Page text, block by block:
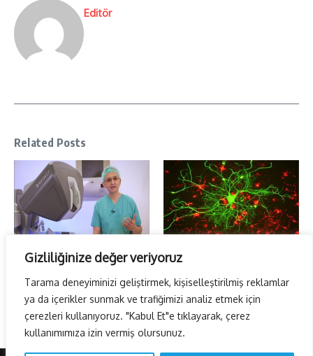
Gizliliğinize değer veriyoruz
Tarama deneyiminizi geliştirmek, kişiselleştirilmiş reklamlar
ya da içerikler sunmak ve trafiğimizi analiz etmek için
çerezleri kullanıyoruz. "Kabul Et"e tıklayarak, çerez
kullanımımıza izin vermiş olursunuz.
Editör
Related Posts
Güven Hastanesinin büyük
3 Kasım 2025
Kök hücre tedavilerinde umut
22 Aralık 2024